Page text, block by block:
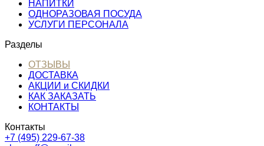
НАПИТКИ
ОДНОРАЗОВАЯ ПОСУДА
УСЛУГИ ПЕРСОНАЛА
Разделы
ОТЗЫВЫ
ДОСТАВКА
АКЦИИ и СКИДКИ
КАК ЗАКАЗАТЬ
КОНТАКТЫ
Контакты
+7 (495) 229-67-38